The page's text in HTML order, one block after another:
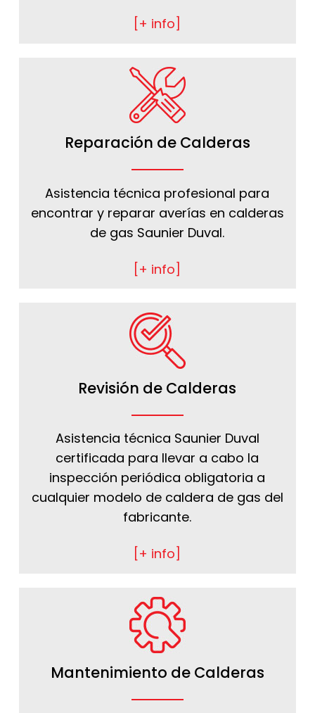
[+ info]
Reparación de Calderas
Asistencia técnica profesional para
encontrar y reparar averías en calderas
de gas Saunier Duval.
[+ info]
Revisión de Calderas
Asistencia técnica Saunier Duval
certificada para llevar a cabo la
inspección periódica obligatoria a
cualquier modelo de caldera de gas del
fabricante.
[+ info]
Mantenimiento de Calderas